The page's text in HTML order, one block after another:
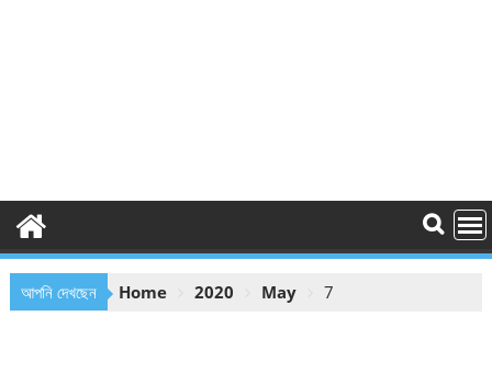
আপনি দেখছেন Home 2020 May 7